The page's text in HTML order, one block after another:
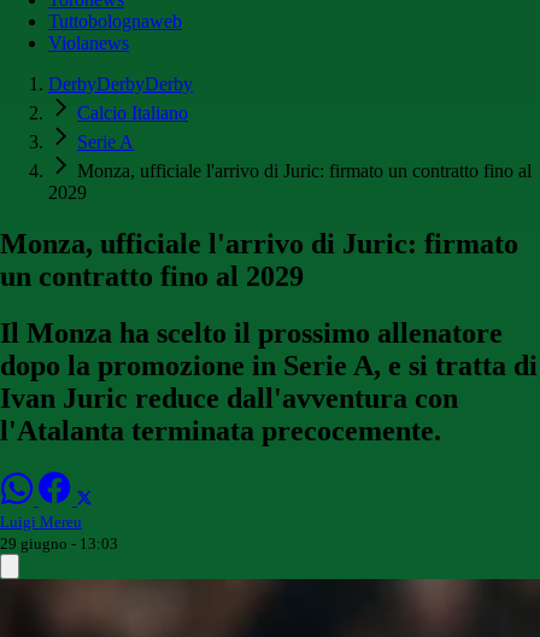
Tuttobolognaweb
Violanews
DerbyDerbyDerby
Calcio Italiano
Serie A
Monza, ufficiale l'arrivo di Juric: firmato un contratto fino al
2029
Monza, ufficiale l'arrivo di Juric: firmato
un contratto fino al 2029
Il Monza ha scelto il prossimo allenatore
dopo la promozione in Serie A, e si tratta di
Ivan Juric reduce dall'avventura con
l'Atalanta terminata precocemente.
Luigi Mereu
29 giugno - 13:03